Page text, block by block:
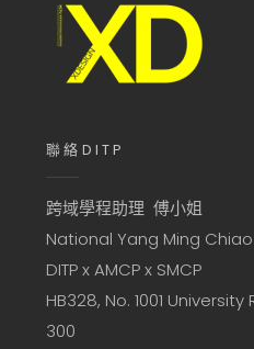
聯絡DITP
跨域學程助理 傅小姐
National Yang Ming
DITP x AMCP x SMCP
HB328, No. 1001
300